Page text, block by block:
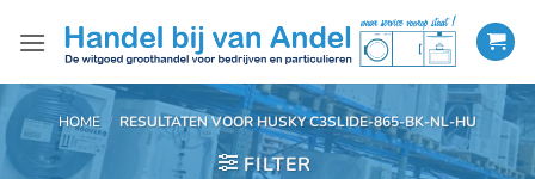
naar
HOME / RESULTATEN VOOR HUSKY C3SLIDE-865-BK-NL-HU
FILTER